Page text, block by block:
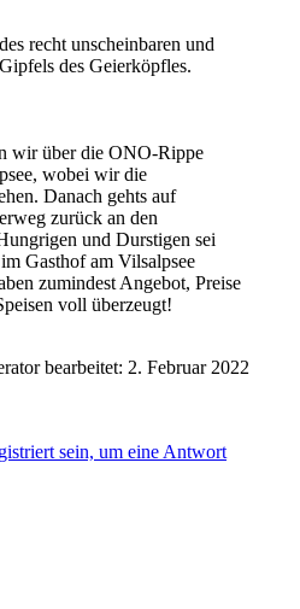
recht unscheinbaren und
des Geierköpfles.
wir über die ONO-Rippe
wobei wir die
Danach gehts auf
zurück an den
und Durstigen sei
Gasthof am Vilsalpsee
zumindest Angebot, Preise
voll überzeugt!
bearbeitet: 2. Februar 2022
sein, um eine Antwort